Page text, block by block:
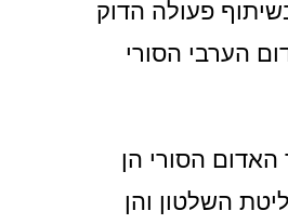
פעולה הדוק
הערבי הסורי
האדום הסורי הן
השלטון והן